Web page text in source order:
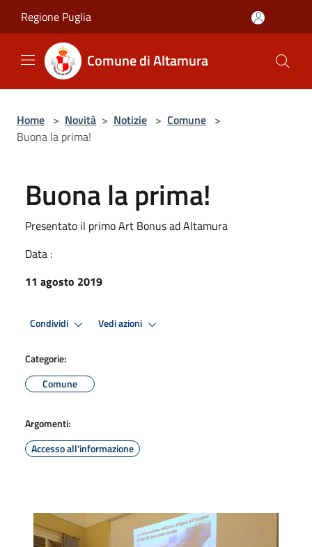
Regione Puglia
Comune di Altamura
Home > Novità > Notizie > Comune >
Buona la prima!
Buona la prima!
Presentato il primo Art Bonus ad Altamura
Data :
11 agosto 2019
Condividi Vedi azioni
Categorie:
Comune
Argomenti:
Accesso all'informazione